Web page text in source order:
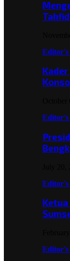
Editor's
Kader
Editor's
Editor's
Ketua
Editor's